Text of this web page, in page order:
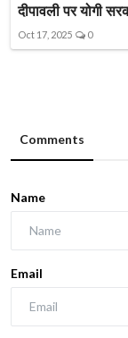
दीपावली पर योगी
Oct 17, 2025 0
Comments
Name
Email